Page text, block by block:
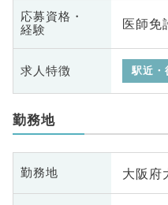
応募資格・
経験
医師免
求人特徴 駅近・
勤務地
勤務地 大阪府